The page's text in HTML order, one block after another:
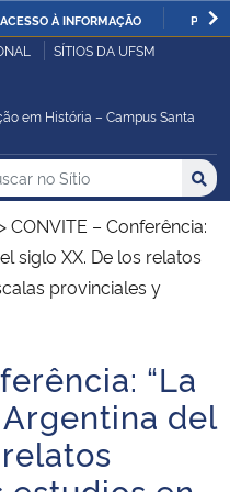
ACESSO À INFORMAÇÃO
SÍTIOS DA UFSM
em História – Campus Santa
no no Sítio
>CONVITE – Conferência:
siglo XX. De los relatos
provinciales y
“La
del